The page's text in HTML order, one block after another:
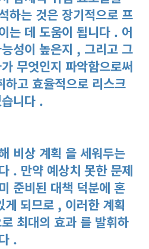
하는 것은 장기적으로 프
는 데 도움이 됩니다 . 어
성이 높은지 , 그리고 그
무엇인지 파악함으로써
고 효율적으로 리스크
니다 .
비상 계획 을 세워두는
. 만약 예상치 못한 문제
준비된 대책 덕분에 혼
되므로 , 이러한 계획
최대의 효과 를 발휘하
.